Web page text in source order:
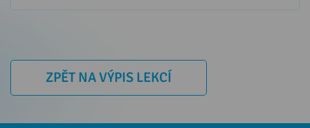
ZPĚT NA VÝPIS LEKCÍ